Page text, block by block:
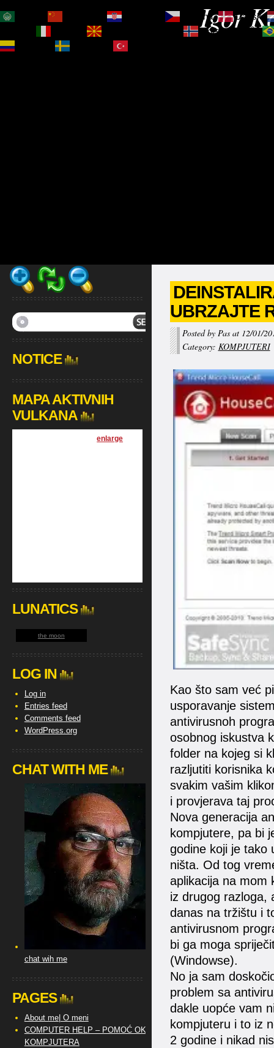
Igor
UBRZAJTE
Posted by Pas at 12/01/
Category: KOMPJUTERI
Kao što sam već
usporavanje
antivirusnoh
osobnog iskustva
folder na kojeg si
razljutiti korisnika
svakim vašim
i provjerava taj
Nova generacija
kompjutere, pa bi
godine koji je tako
ništa. Od tog
aplikacija na mom
iz drugog razloga,
danas na tržištu i
antivirusnom
bi ga moga
(Windowse).
No ja sam
problem sa
dakle uopće vam
kompjuteru i to iz
2 godine i nikad
NOTICE
MAPA AKTIVNIH
VULKANA
[enlarge
LUNATICS
the moon
LOG IN
Log in
Entries feed
Comments feed
WordPress.org
CHAT WITH ME
chat wih me
PAGES
About me| O meni
COMPUTER HELP – POMOĆ OKO
KOMPJUTERA
Čeština‎
Dansk
Norsk bokmål